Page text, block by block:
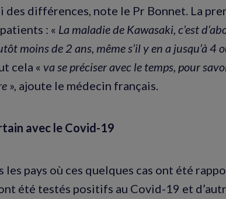
des différences, note le Pr Bonnet. La
: « La maladie de Kawasaki, c’est
moins de 2 ans, même s’il y en a jusqu’à 4
cela « va se préciser avec le temps, pour
», ajoute le médecin français.
avec le Covid-19
les pays où ces quelques cas ont été
été testés positifs au Covid-19 et